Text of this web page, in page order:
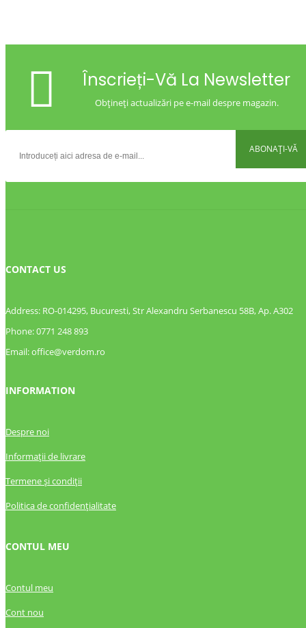
Înscrieți-Vă La Newsletter
Obțineți actualizări pe e-mail despre magazin.
ABONAȚI-VĂ
CONTACT US
Address: RO-014295, Bucuresti, Str Alexandru Serbanescu 58B, Ap. A302
Phone: 0771 248 893
Email: office@verdom.ro
INFORMATION
Despre noi
Informații de livrare
Termene și condiții
Politica de confidențialitate
CONTUL MEU
Contul meu
Cont nou